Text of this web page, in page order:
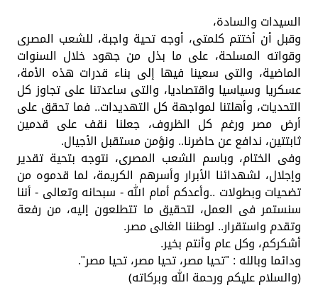
السيدات والسادة،
وقبل أن أختتم كلمتى، أوجه تحية واجبة، للشعب المصرى
وقواته المسلحة، على ما بذل من جهود خلال السنوات
الماضية، والتى سعينا فيها إلى بناء قدرات هذه الأمة،
عسكريا وسياسيا واقتصاديا، والتى ساعدتنا على تجاوز كل
التحديات، وأهلتنا لمواجهة كل التهديدات.. فما تحقق على
أرض مصر ورغم كل الظروف، جعلنا نقف على قدمين
ثابتتين، ندافع عن حاضرنا.. ونؤمن مستقبل الأجيال.
وفى الختام، وباسم الشعب المصرى، نتوجه بتحية تقدير
وإجلال، لشهدائنا الأبرار وأسرهم الكريمة، لما قدموه من
تضحيات وبطولات ..وأعدكم أمام الله - سبحانه وتعالى - أننا
سنستمر فى العمل، لتحقيق ما تتطلعون إليه، من رفعة
وتقدم واستقرار.. لوطننا الغالى مصر.
أشكركم، وكل عام وأنتم بخير.
ودائما وبالله : "تحيا مصر، تحيا مصر، تحيا مصر".
﴿والسلام عليكم ورحمة الله وبركاته﴾